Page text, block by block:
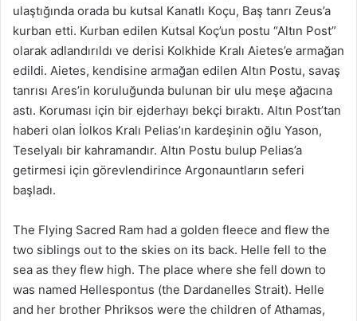
ulaştığında orada bu kutsal Kanatlı Koçu, Baş tanrı Zeus’a
kurban etti. Kurban edilen Kutsal Koç’un postu “Altın Post”
olarak adlandırıldı ve derisi Kolkhide Kralı Aietes’e armağan
edildi. Aietes, kendisine armağan edilen Altın Postu, savaş
tanrısı Ares’in koruluğunda bulunan bir ulu meşe ağacına
astı. Koruması için bir ejderhayı bekçi bıraktı. Altın Post’tan
haberi olan İolkos Kralı Pelias’ın kardeşinin oğlu Yason,
Teselyalı bir kahramandır. Altın Postu bulup Pelias’a
getirmesi için görevlendirince Argonauntların seferi
başladı.
The Flying Sacred Ram had a golden fleece and flew the
two siblings out to the skies on its back. Helle fell to the
sea as they flew high. The place where she fell down to
was named Hellespontus (the Dardanelles Strait). Helle
and her brother Phriksos were the children of Athamas,